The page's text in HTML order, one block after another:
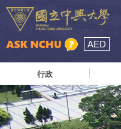
AED
行政